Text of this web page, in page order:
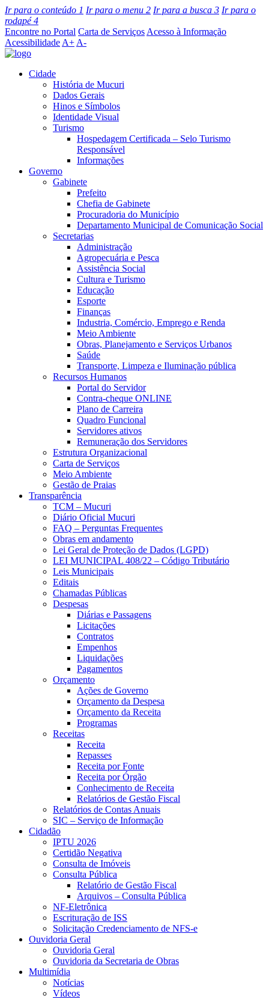
Ir para o conteúdo 1 Ir para o menu 2 Ir para a busca 3 Ir para o
rodapé4
Encontre no Portal Carta de Serviços Acesso à Informação
Acessibilidade A+ A-
Cidade
História de Mucuri
Dados Gerais
Hinos e Símbolos
Identidade Visual
Turismo
Hospedagem Certificada – Selo Turismo
Responsável
Informações
Governo
Gabinete
Prefeito
Chefia de Gabinete
Procuradoria do Município
Departamento Municipal de Comunicação Social
Secretarias
Administração
Agropecuária e Pesca
Assistência Social
Cultura e Turismo
Educação
Esporte
Finanças
Industria, Comércio, Emprego e Renda
Meio Ambiente
Obras, Planejamento e Serviços Urbanos
Saúde
Transporte, Limpeza e Iluminação pública
Recursos Humanos
Portal do Servidor
Contra-cheque ONLINE
Plano de Carreira
Quadro Funcional
Servidores ativos
Remuneração dos Servidores
Estrutura Organizacional
Carta de Serviços
Meio Ambiente
Gestão de Praias
Transparência
TCM – Mucuri
Diário Oficial Mucuri
FAQ – Perguntas Frequentes
Obras em andamento
Lei Geral de Proteção de Dados (LGPD)
LEI MUNICIPAL 408/22 – Código Tributário
Leis Municipais
Editais
Chamadas Públicas
Despesas
Diárias e Passagens
Licitações
Contratos
Empenhos
Liquidações
Pagamentos
Orçamento
Ações de Governo
Orçamento da Despesa
Orçamento da Receita
Programas
Receitas
Receita
Repasses
Receita por Fonte
Receita por Órgão
Conhecimento de Receita
Relatórios de Gestão Fiscal
Relatórios de Contas Anuais
SIC – Serviço de Informação
Cidadão
IPTU 2026
Certidão Negativa
Consulta de Imóveis
Consulta Pública
Relatório de Gestão Fiscal
Arquivos – Consulta Pública
NF-Eletrônica
Escrituração de ISS
Solicitação Credenciamento de NFS-e
Ouvidoria Geral
Ouvidoria Geral
Ouvidoria da Secretaria de Obras
Multimídia
Notícias
Vídeos